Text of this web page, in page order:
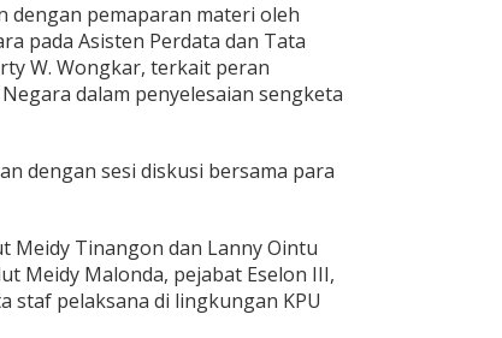
dengan pemaparan materi oleh
pada Asisten Perdata dan Tata
W. Wongkar, terkait peran
dalam penyelesaian sengketa
dengan sesi diskusi bersama para
Meidy Tinangon dan Lanny Ointu
Meidy Malonda, pejabat Eselon III,
staf pelaksana di lingkungan KPU